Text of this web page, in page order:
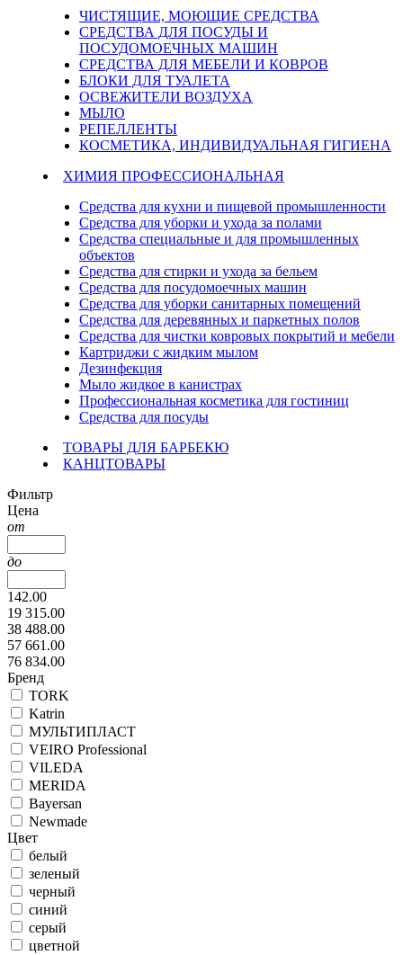
ЧИСТЯЩИЕ, МОЮЩИЕ СРЕДСТВА
СРЕДСТВА ДЛЯ ПОСУДЫ И
ПОСУДОМОЕЧНЫХ МАШИН
СРЕДСТВА ДЛЯ МЕБЕЛИ И КОВРОВ
БЛОКИ ДЛЯ ТУАЛЕТА
ОСВЕЖИТЕЛИ ВОЗДУХА
МЫЛО
РЕПЕЛЛЕНТЫ
КОСМЕТИКА, ИНДИВИДУАЛЬНАЯ ГИГИЕНА
ХИМИЯ ПРОФЕССИОНАЛЬНАЯ
Средства для кухни и пищевой промышленности
Средства для уборки и ухода за полами
Средства специальные и для промышленных
объектов
Средства для стирки и ухода за бельем
Средства для посудомоечных машин
Средства для уборки санитарных помещений
Средства для деревянных и паркетных полов
Средства для чистки ковровых покрытий и мебели
Картриджи с жидким мылом
Дезинфекция
Мыло жидкое в канистрах
Профессиональная косметика для гостиниц
Средства для посуды
ТОВАРЫ ДЛЯ БАРБЕКЮ
КАНЦТОВАРЫ
Фильтр
Цена
от
до
142.00
19 315.00
38 488.00
57 661.00
76 834.00
Бренд
TORK
Katrin
МУЛЬТИПЛАСТ
VEIRO Professional
VILEDA
MERIDA
Bayersan
Newmade
Цвет
белый
зеленый
черный
синий
серый
цветной